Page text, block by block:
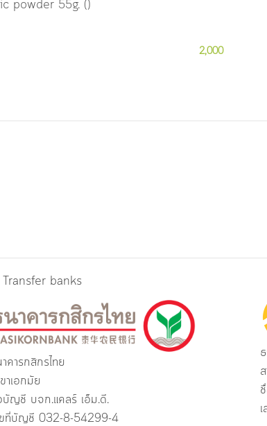
powder 55g. ()
2,000
Transfer banks
คารกสิกรไทย
าเอกมัย
บัญชี บจก.แคลร์ เอ็ม.ดี.
ขที่บัญชี 032-8-54299-4